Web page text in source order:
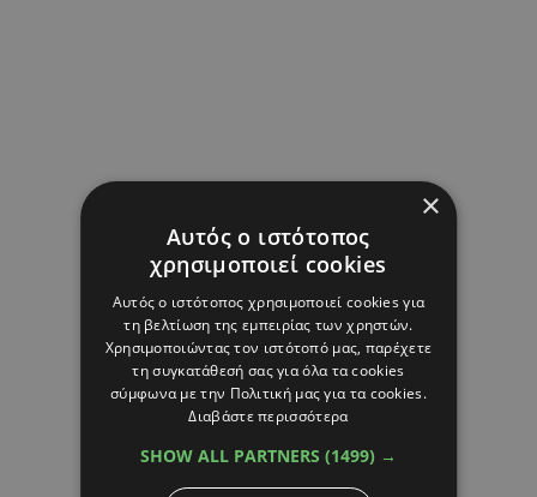
×
Αυτός ο ιστότοπος
χρησιμοποιεί cookies
Αυτός ο ιστότοπος χρησιμοποιεί cookies για
τη βελτίωση της εμπειρίας των χρηστών.
Χρησιμοποιώντας τον ιστότοπό μας, παρέχετε
τη συγκατάθεσή σας για όλα τα cookies
σύμφωνα με την Πολιτική μας για τα cookies.
Διαβάστε περισσότερα
SHOW ALL PARTNERS (1499) →